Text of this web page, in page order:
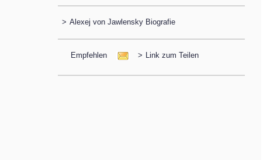
> Alexej von Jawlensky Biografie
Empfehlen > Link zum Teilen